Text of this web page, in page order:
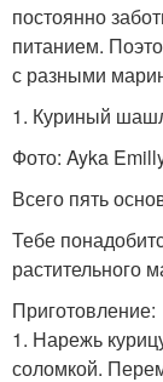
постоянно
питанием.
с разными
1. Куриный
Фото: Ayka
Всего пять
Тебе
растительного
Приготовление:
1. Нарежь
соломкой.